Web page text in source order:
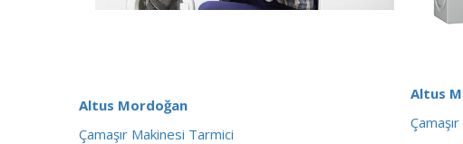
Altus Mordoğan
Çamaşır Makinesi Tarmici
Altus